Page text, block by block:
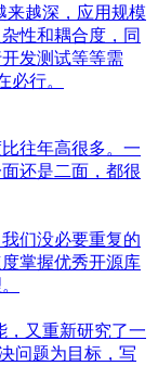
来越深，应用规模
性和耦合度，同
发测试等等需
必行。
往年高很多。一
还是二面，都很
们没必要重复的
掌握优秀开源库
，又重新研究了一
问题为目标，写